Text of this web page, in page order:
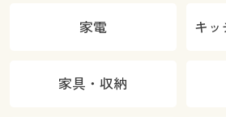
家電 キ
家具・収納